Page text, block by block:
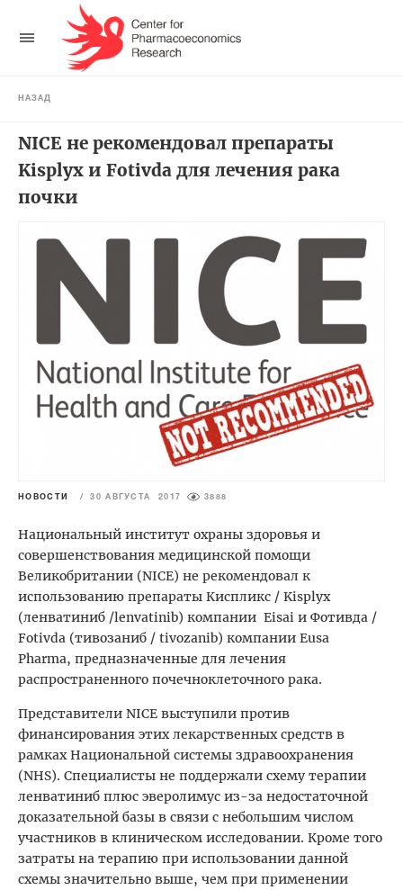
НАЗАД
NICE не рекомендовал препараты
Kisplyx и Fotivda для лечения рака
почки
НОВОСТИ / 30 АВГУСТА 2017 3888
Национальный институт охраны здоровья и
совершенствования медицинской помощи
Великобритании (NICE) не рекомендовал к
использованию препараты Киспликс / Kisplyx
(ленватиниб /lenvatinib) компании Eisai и Фотивда /
Fotivda (тивозаниб / tivozanib) компании Eusa
Pharma, предназначенные для лечения
распространенного почечноклеточного рака.
Представители NICE выступили против
финансирования этих лекарственных средств в
рамках Национальной системы здравоохранения
(NHS). Специалисты не поддержали схему терапии
ленватиниб плюс эверолимус из-за недостаточной
доказательной базы в связи с небольшим числом
участников в клиническом исследовании. Кроме того
затраты на терапию при использовании данной
схемы значительно выше, чем при применении